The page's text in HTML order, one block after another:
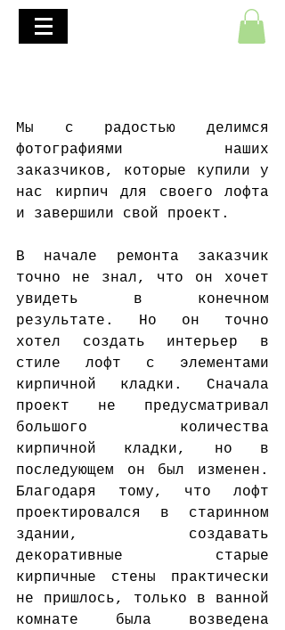
Мы с радостью делимся
фотографиями наших
заказчиков, которые купили у
нас кирпич для своего лофта
и завершили свой проект.
В начале ремонта заказчик
точно не знал, что он хочет
увидеть в конечном
результате. Но он точно
хотел создать интерьер в
стиле лофт с элементами
кирпичной кладки. Сначала
проект не предусматривал
большого количества
кирпичной кладки, но в
последующем он был изменен.
Благодаря тому, что лофт
проектировался в старинном
здании, создавать
декоративные старые
кирпичные стены практически
не пришлось, только в ванной
комнате была возведена